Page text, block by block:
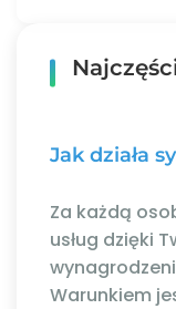
Jak działa
Za każdą
usług dzięki
Warunkiem